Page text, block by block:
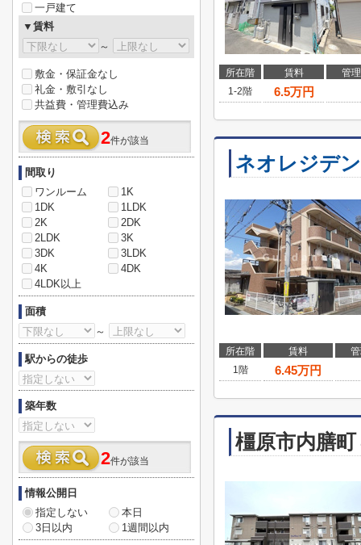
所在階 賃料
管
1-2階
6.5万円
ネオレジデ
所在階 賃料
1階
6.45万円
橿原市内膳
一戸建て
▼賃料
～
敷金・保証金なし
礼金・敷引なし
共益費・管理費込み
2件が該当
間取り
ワンルーム
1K
1DK
1LDK
2K
2DK
2LDK
3K
3DK
3LDK
4K
4DK
4LDK以上
面積
～
駅からの徒歩
築年数
2件が該当
情報公開日
指定しない
本日
3日以内
1週間以内